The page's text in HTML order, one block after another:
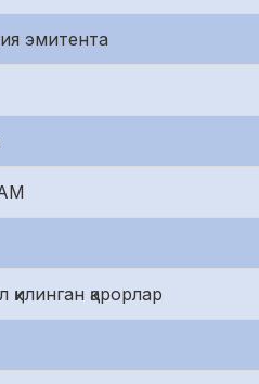
эмитента
қарорлар